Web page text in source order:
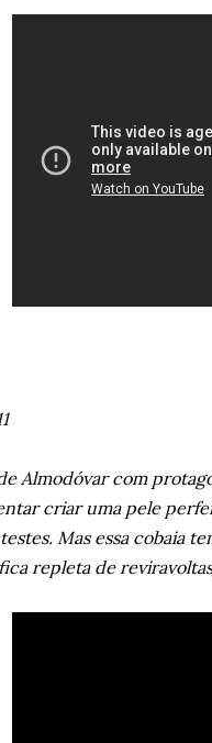
Almodóvar com
criar uma pele
Mas essa cobaia
repleta de